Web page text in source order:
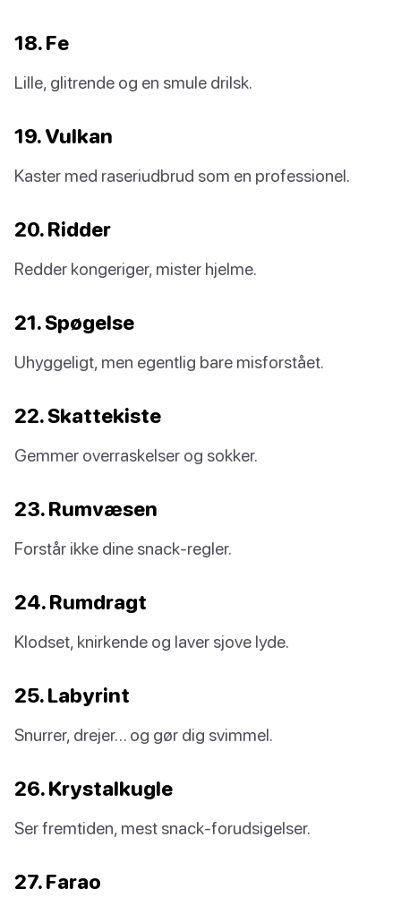
18. Fe
Lille, glitrende og en smule drilsk.
19. Vulkan
Kaster med raseriudbrud som en professionel.
20. Ridder
Redder kongeriger, mister hjelme.
21. Spøgelse
Uhyggeligt, men egentlig bare misforstået.
22. Skattekiste
Gemmer overraskelser og sokker.
23. Rumvæsen
Forstår ikke dine snack-regler.
24. Rumdragt
Klodset, knirkende og laver sjove lyde.
25. Labyrint
Snurrer, drejer… og gør dig svimmel.
26. Krystalkugle
Ser fremtiden, mest snack-forudsigelser.
27. Farao